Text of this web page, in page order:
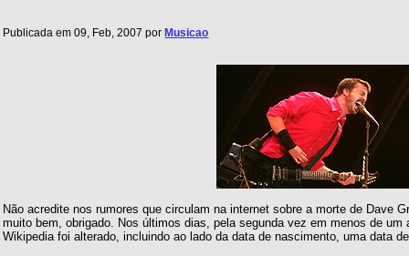
Publicada em 09, Feb, 2007 por Musicao
Não acredite nos rumores que circulam na internet sobre a morte de Dave
muito bem, obrigado. Nos últimos dias, pela segunda vez em menos de
Wikipedia foi alterado, incluindo ao lado da data de nascimento, uma data